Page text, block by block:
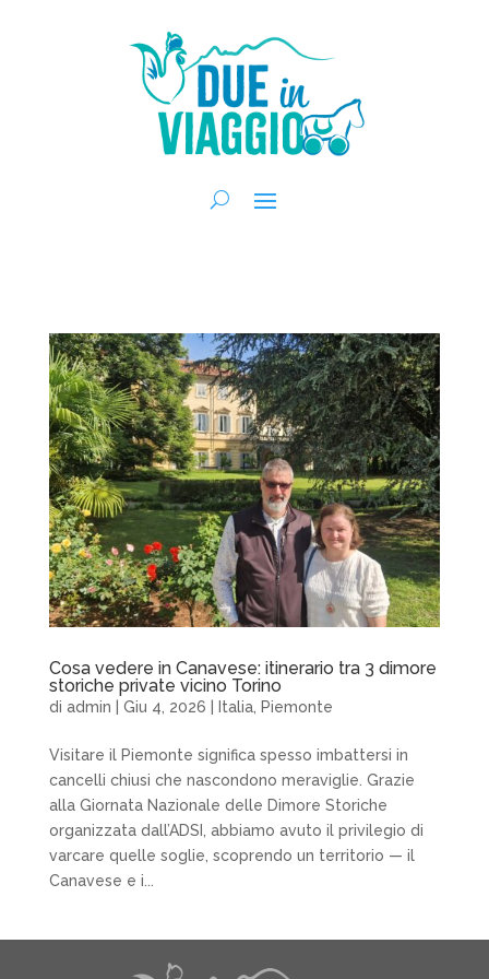
Cosa vedere in Canavese: itinerario tra 3 dimore
storiche private vicino Torino
di admin Giu 4, 2026 Italia, Piemonte
Visitare il Piemonte significa spesso imbattersi in
cancelli chiusi che nascondono meraviglie. Grazie
alla Giornata Nazionale delle Dimore Storiche
organizzata dall’ADSI, abbiamo avuto il privilegio di
varcare quelle soglie, scoprendo un territorio — il
Canavese e i...